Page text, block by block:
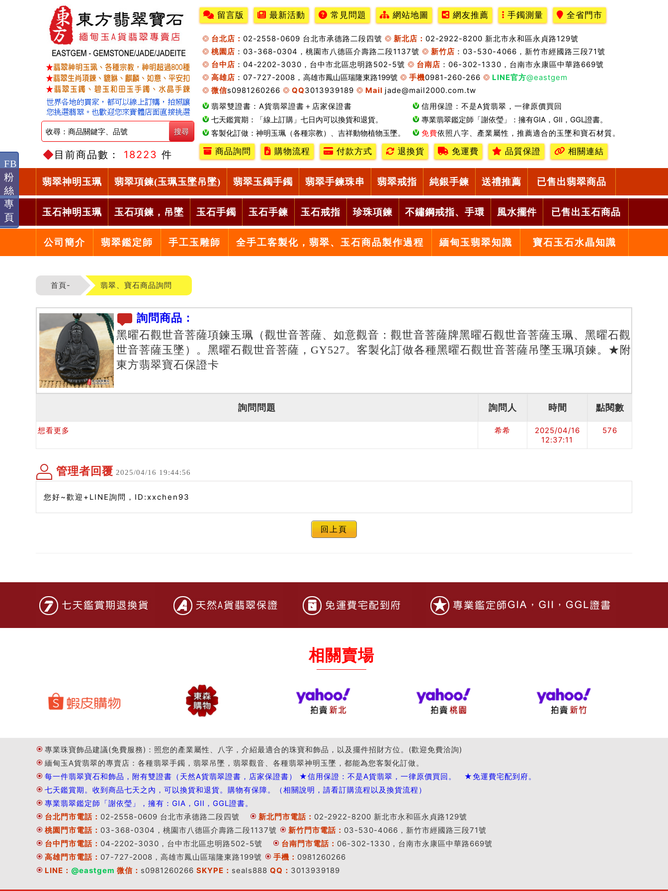
目前商品數： 18223 件
留言版 最新活動 常見問題 網站地圖 網友推薦 手鐲測量 全省門市
台北店： 02-2558-0609 台北市承德路二段四號 新北店： 02-2922-8200 新北市永和區永貞路129號
桃園店 ：03-368-0304，桃園市八德區介壽路二段1137號 新竹店 ：03-530-4066，新竹市經國路三段71號
台中店 ：04-2202-3030，台中市北區忠明路502-5號 台南店 ：06-302-1330，台南市永康區中華路669號
高雄店 ：07-727-2008， 高雄市鳳山區瑞隆東路199號 手機0981-260-266 LINE官方@eastgem
微信s0981260266 QQ3013939189 Mail jade@mail2000.com.tw
翡翠雙證書：A貨翡翠證書＋店家保證書
信用保證：不是A貨翡翠，一律原價買回
七天鑑賞期：「線上訂購」七日內可以換貨和退貨。
專業翡翠鑑定師「謝依瑩」：擁有GIA，GII，GGL證書。
客製化訂做：神明玉珮（各種宗教）、吉祥動物植物玉墜。
免費依照八字、產業屬性，推薦適合的玉墜和寶石材質。
商品詢問
購物流程 付款方式 退換貨 免運費 品質保證 相關連結
翡翠神明玉珮 翡翠項鍊(玉珮玉墜吊墜) 翡翠玉鐲手鐲 翡翠手鍊珠串 翡翠戒指 純銀手鍊 送禮推薦 已售出翡翠商品
玉石神明玉珮 玉石項鍊，吊墜 玉石手鐲 玉石手鍊 玉石戒指 珍珠項鍊 不鏽鋼戒指、手環 風水擺件 已售出玉石商品
公司簡介 翡翠鑑定師 手工玉雕師 全手工客製化，翡翠、玉石商品製作過程 緬甸玉翡翠知識 寶石玉石水晶知識
首頁- 翡翠、寶石商品詢問
詢問商品：
黑曜石觀世音菩薩項鍊玉珮（觀世音菩薩、如意觀音：觀世音菩薩牌黑曜石觀世音菩薩玉珮、黑曜石觀
世音菩薩玉墜）。黑曜石觀世音菩薩，GY527。客製化訂做各種黑曜石觀世音菩薩吊墜玉珮項鍊。★附
東方翡翠寶石保證卡
詢問問題 詢問人 時間 點閱數
想看更多 希希
2025/04/16
12:37:11
576
管理者回覆 2025/04/16 19:44:56
您好~歡迎+LINE詢問，ID:xxchen93
回上頁
相關賣場
專業珠寶飾品建議(免費服務)：照您的產業屬性、八字，介紹最適合的珠寶和飾品，以及擺件招財方位。(歡迎免費洽詢)
緬甸玉A貨翡翠的專賣店：各種翡翠手鐲，翡翠吊墜，翡翠觀音、各種翡翠神明玉墜，都能為您客製化訂做。
每一件翡翠寶石和飾品，附有雙證書（天然A貨翡翠證書，店家保證書） ★信用保證：不是A貨翡翠，一律原價買回。 ★免運費宅配到府。
七天鑑賞期。收到商品七天之內，可以換貨和退貨。購物有保障。（相關說明，請看訂購流程以及換貨流程）
專業翡翠鑑定師「謝依瑩」，擁有：GIA，GII，GGL證書。
台北門市電話： 02-2558-0609 台北市承德路二段四號 新北門市電話： 02-2922-8200 新北市永和區永貞路129號
桃園門市電話： 03-368-0304，桃園市八德區介壽路二段1137號 新竹門市電話： 03-530-4066，新竹市經國路三段71號
台中門市電話： 04-2202-3030，台中市北區忠明路502-5號 台南門市電話： 06-302-1330，台南市永康區中華路669號
高雄門市電話： 07-727-2008，高雄市鳳山區瑞隆東路199號 手機： 0981260266
LINE： @eastgem 微信： s0981260266 SKYPE： seals888 QQ： 3013939189
FB
粉
絲
專
頁